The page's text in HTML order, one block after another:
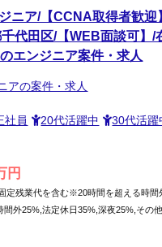
ニア/【CCNA取得者歓迎
代田区/【WEB面談可】/
エンジニア案件・求人
アの案件・求人
社員 20代活躍中 30代活躍
円
定残業代を含む※20時間を超える時間
外25%,法定休日35%,深夜25%,その